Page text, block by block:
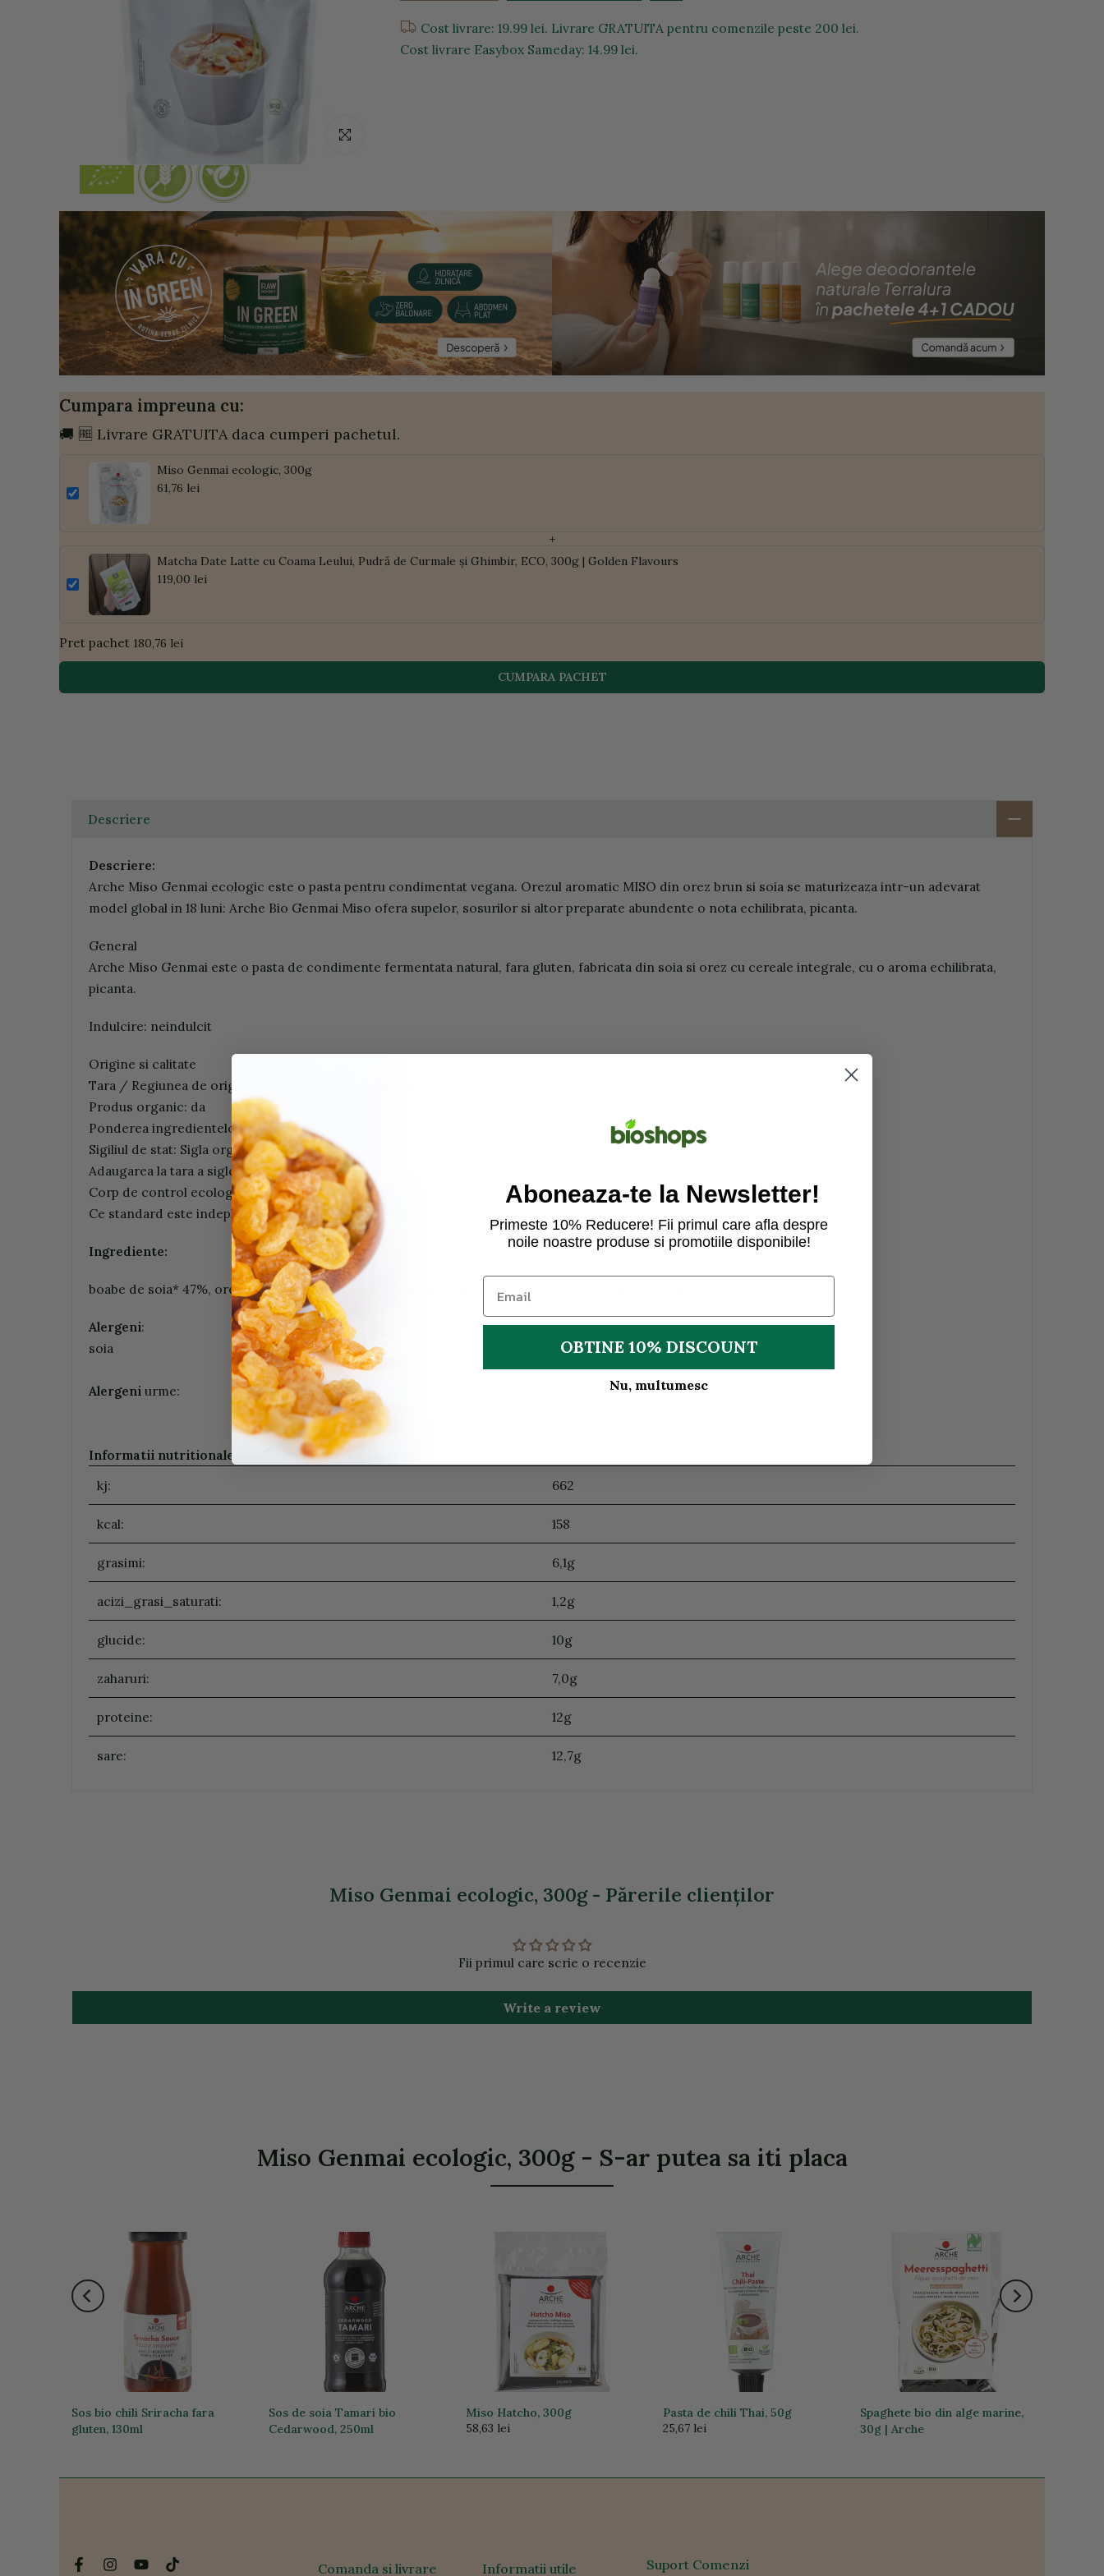
Click pentru a mari
Cost livrare: 19.99 lei. Livrare GRATUITA pentru comenzile peste 200 lei.
Cost livrare Easybox Sameday: 14.99 lei.
Cumpara impreuna cu:
🚚 🆓 Livrare GRATUITA daca cumperi pachetul.
Miso Genmai ecologic, 300g
61,76 lei
+
Matcha Date Latte cu Coama Leului, Pudră de Curmale și Ghimbir, ECO, 300g | Golden Flavours
119,00 lei
Pret pachet 180,76 lei
CUMPARA PACHET
Descriere
Descriere:
Arche Miso Genmai ecologic este o pasta pentru condimentat vegana. Orezul aromatic MISO din orez brun si soia se maturizeaza intr-un adevarat
model global in 18 luni: Arche Bio Genmai Miso ofera supelor, sosurilor si altor preparate abundente o nota echilibrata, picanta.
General
Arche Miso Genmai este o pasta de condimente fermentata natural, fara gluten, fabricata din soia si orez cu cereale integrale, cu o aroma echilibrata,
picanta.
Indulcire: neindulcit
Origine si calitate
Tara / Regiunea de origine Ingrediente principale: Japonia
Produs organic: da
Ponderea ingredientelor organice: 100% organic
Sigiliul de stat: Sigla organica a UE, sigiliul organic
Adaugarea la tara a siglei UE: Nu agricultura UE
Corp de control ecologic: JP-BIO-154
Ce standard este indeplinit: Standardul CEE 848/2018
Ingrediente:
boabe de soia* 47%, orez integral* 33%, sare de mare, apa, Aspergillus oryzae. *provin din agricultura ecologica.
Alergeni:
soia
Alergeni urme:
Informatii nutritionale (100g/ ml):
kj:
662
kcal: 158
grasimi: 6,1g
acizi_grasi_saturati: 1,2g
glucide: 10g
zaharuri: 7,0g
proteine: 12g
sare: 12,7g
Miso Genmai ecologic, 300g - Părerile clienţilor
Fii primul care scrie o recenzie
Write a review
Miso Genmai ecologic, 300g - S-ar putea sa iti placa
Sos bio chili Sriracha fara
gluten, 130ml
Sos de soia Tamari bio
Cedarwood, 250ml
Miso Hatcho, 300g
58,63 lei
Pasta de chili Thai, 50g
25,67 lei
Spaghete bio din alge marine,
30g | Arche
Comanda si livrare Informatii utile Suport Comenzi
Aboneaza-te la Newsletter!
Primeste 10% Reducere! Fii primul care afla despre
noile noastre produse si promotiile disponibile!
OBTINE 10% DISCOUNT
Nu, multumesc